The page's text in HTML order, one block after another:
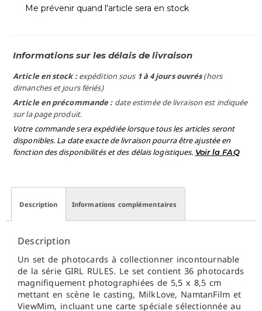
Me prévenir quand l'article sera en stock
Informations sur les délais de livraison
Article en stock :expédition sous 1 à 4 jours ouvrés(hors
dimanches et jours fériés)
Article en précommande : date estimée de livraison est indiquée
sur la page produit.
Votre commande sera expédiée lorsque tous les articles seront
disponibles. La date exacte de livraison pourra être ajustée en
fonction des disponibilités et des délais logistiques. Voir la FAQ
Description Informations complémentaires
Description
Un set de photocards à collectionner incontournable
de la série GIRL RULES. Le set contient 36 photocards
magnifiquement photographiées de 5,5 x 8,5 cm
mettant en scène le casting, MilkLove, NamtanFilm et
ViewMim, incluant une carte spéciale sélectionnée au